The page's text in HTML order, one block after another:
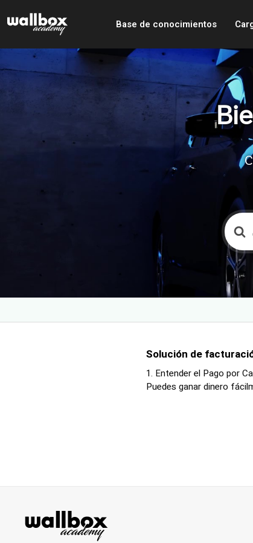
Base de conocimientos
Search
For
Solución de
1. Entender el Pago por
Puedes ganar dinero